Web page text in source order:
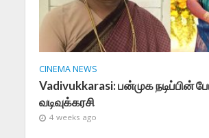
CINEMA NEWS
Vadivukkarasi: பன்முக நடிப்பின்
வடிவுக்கரசி
4 weeks ago